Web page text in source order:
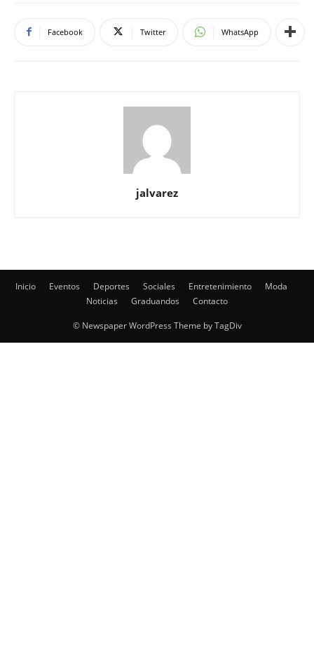
Facebook Twitter WhatsApp
jalvarez
Inicio Eventos Deportes Sociales Entretenimiento
Moda
Noticias
Graduandos Contacto
© Newspaper WordPress Theme by TagDiv